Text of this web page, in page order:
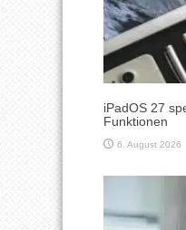
iPadOS 27
Funktionen
6. August 2026